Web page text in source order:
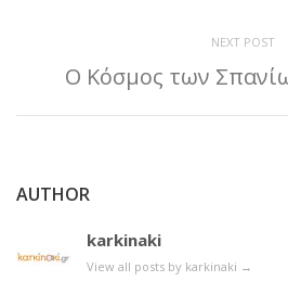
NEXT POST
Ο Κόσμος των
AUTHOR
karkinaki
View all posts by karkinaki →